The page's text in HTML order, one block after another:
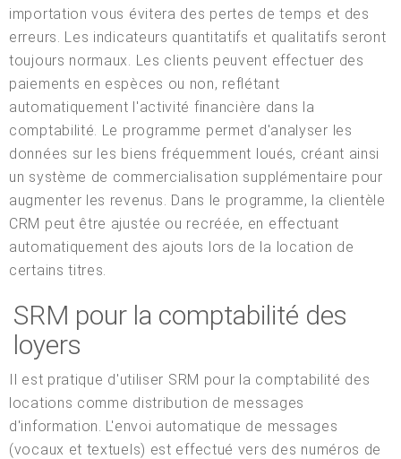
importation vous évitera des pertes de temps et des
erreurs. Les indicateurs quantitatifs et qualitatifs seront
toujours normaux. Les clients peuvent effectuer des
paiements en espèces ou non, reflétant
automatiquement l'activité financière dans la
comptabilité. Le programme permet d'analyser les
données sur les biens fréquemment loués, créant ainsi
un système de commercialisation supplémentaire pour
augmenter les revenus. Dans le programme, la clientèle
CRM peut être ajustée ou recréée, en effectuant
automatiquement des ajouts lors de la location de
certains titres.
SRM pour la comptabilité des
loyers
Il est pratique d'utiliser SRM pour la comptabilité des
locations comme distribution de messages
d'information. L'envoi automatique de messages
(vocaux et textuels) est effectué vers des numéros de